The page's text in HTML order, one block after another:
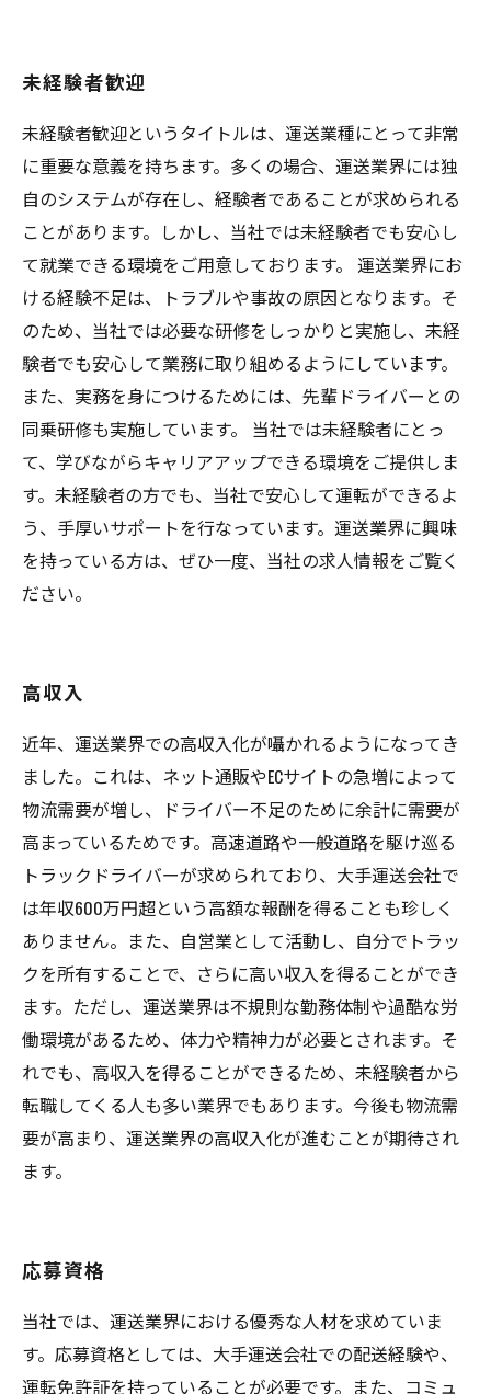
未経験者歓迎
未経験者歓迎というタイトルは、運送業種にとって非常
に重要な意義を持ちます。多くの場合、運送業界には独
自のシステムが存在し、経験者であることが求められる
ことがあります。しかし、当社では未経験者でも安心し
て就業できる環境をご用意しております。 運送業界にお
ける経験不足は、トラブルや事故の原因となります。そ
のため、当社では必要な研修をしっかりと実施し、未経
験者でも安心して業務に取り組めるようにしています。
また、実務を身につけるためには、先輩ドライバーとの
同乗研修も実施しています。 当社では未経験者にとっ
て、学びながらキャリアアップできる環境をご提供しま
す。未経験者の方でも、当社で安心して運転ができるよ
う、手厚いサポートを行なっています。運送業界に興味
を持っている方は、ぜひ一度、当社の求人情報をご覧く
ださい。
高収入
近年、運送業界での高収入化が囁かれるようになってき
ました。これは、ネット通販やECサイトの急増によって
物流需要が増し、ドライバー不足のために余計に需要が
高まっているためです。高速道路や一般道路を駆け巡る
トラックドライバーが求められており、大手運送会社で
は年収600万円超という高額な報酬を得ることも珍しく
ありません。また、自営業として活動し、自分でトラッ
クを所有することで、さらに高い収入を得ることができ
ます。ただし、運送業界は不規則な勤務体制や過酷な労
働環境があるため、体力や精神力が必要とされます。そ
れでも、高収入を得ることができるため、未経験者から
転職してくる人も多い業界でもあります。今後も物流需
要が高まり、運送業界の高収入化が進むことが期待され
ます。
応募資格
当社では、運送業界における優秀な人材を求めていま
す。応募資格としては、大手運送会社での配送経験や、
運転免許証を持っていることが必要です。また、コミュ